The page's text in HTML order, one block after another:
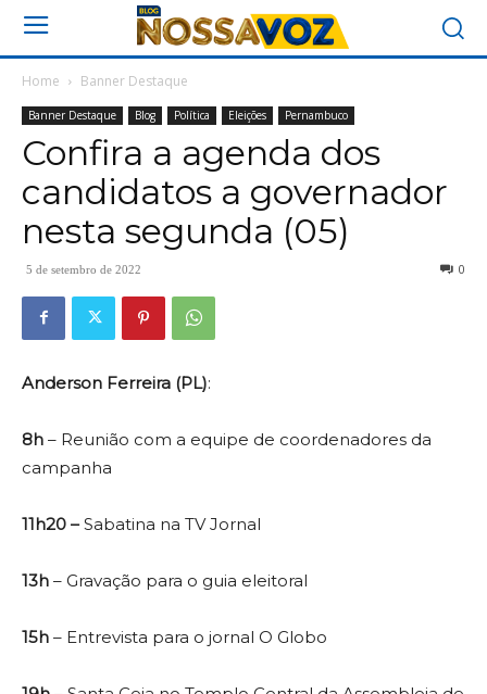
Home Banner Destaque
Banner Destaque Blog Política Eleições Pernambuco
Confira a agenda dos
candidatos a governador
nesta segunda (05)
5 de setembro de 2022 0
Anderson Ferreira (PL):
8h – Reunião com a equipe de coordenadores da
campanha
11h20 –Sabatina na TV Jornal
13h – Gravação para o guia eleitoral
15h – Entrevista para o jornal O Globo